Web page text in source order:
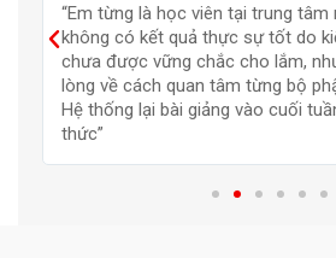
“Em từng là học viên tại trung tâm
không có kết quả thực sự tốt do
chưa được vững chắc cho lắm,
lòng về cách quan tâm từng bộ
Hệ thống lại bài giảng vào cuối
thức”